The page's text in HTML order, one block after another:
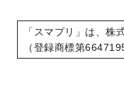
2022/8/24
印刷
た！
「スマプリ」は、株
（登録商標第